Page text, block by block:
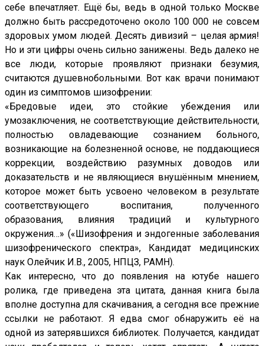
себе впечатляет. Ещё бы, ведь в одной только Москве
должно быть рассредоточено около 100 000 не совсем
здоровых умом людей. Десять дивизий – целая армия!
Но и эти цифры очень сильно занижены. Ведь далеко не
все люди, которые проявляют признаки безумия,
считаются душевнобольными. Вот как врачи понимают
один из симптомов шизофрении:
«Бредовые идеи, это стойкие убеждения или
умозаключения, не соответствующие действительности,
полностью овладевающие сознанием больного,
возникающие на болезненной основе, не поддающиеся
коррекции, воздействию разумных доводов или
доказательств и не являющиеся внушённым мнением,
которое может быть усвоено человеком в результате
соответствующего воспитания, полученного
образования, влияния традиций и культурного
окружения…» («Шизофрения и эндогенные заболевания
шизофренического спектра», Кандидат медицинских
наук Олейчик И.В., 2005, НПЦЗ, РАМН).
Как интересно, что до появления на ютубе нашего
ролика, где приведена эта цитата, данная книга была
вполне доступна для скачивания, а сегодня все прежние
ссылки не работают. Я едва смог обнаружить её на
одной из затерявшихся библиотек. Получается, кандидат